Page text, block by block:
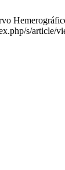
s/article/